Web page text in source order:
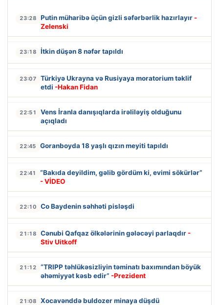
23:28 Putin müharibə üçün gizli səfərbərlik hazırlayır -
Zelenski
23:18 İtkin düşən 8 nəfər tapıldı
23:07
Türkiyə Ukrayna və Rusiyaya moratorium təklif
etdi -Hakan Fidan
22:51
Vens İranla danışıqlarda irəliləyiş olduğunu
açıqladı
22:45 Goranboyda 18 yaşlı qızın meyiti tapıldı
22:41
“Bakıda deyildim, gəlib gördüm ki, evimi sökürlər”
- VİDEO
22:10 Co Baydenin səhhəti pisləşdi
21:18 Cənubi Qafqaz ölkələrinin gələcəyi parlaqdır -
Stiv Uitkoff
21:12
“TRIPP təhlükəsizliyin təminatı baxımından böyük
əhəmiyyət kəsb edir” -Prezident
21:08 Xocavənddə buldozer minaya düşdü